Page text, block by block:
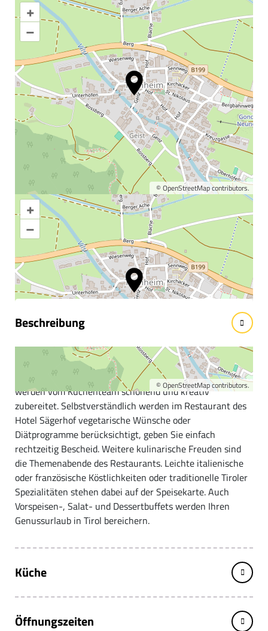
+
–
© OpenStreetMapcontributors.
+
–
© OpenStreetMapcontributors.
Karte vergrößern
Informationen &
Wissenswertes
Beschreibung
Das Hotel Sägerhof im Zentrum von Tannheim.
Hochwertige und vorwiegend regionale Qualitätsprodukte
werden vom Küchenteam schonend und kreativ
zubereitet. Selbstverständlich werden im Restaurant des
Hotel Sägerhof vegetarische Wünsche oder
Diätprogramme berücksichtigt, geben Sie einfach
rechtzeitig Bescheid. Weitere kulinarische Freuden sind
die Themenabende des Restaurants. Leichte italienische
oder französische Köstlichkeiten oder traditionelle Tiroler
Spezialitäten stehen dabei auf der Speisekarte. Auch
Vorspeisen-, Salat- und Dessertbuffets werden Ihren
Genussurlaub in Tirol bereichern.
Küche
Öffnungszeiten